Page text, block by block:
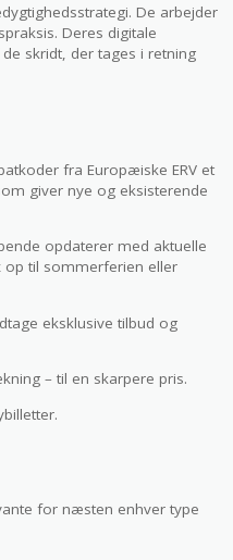
De arbejder
Deres digitale
skridt, der tages i retning
fra Europæiske ERV et
giver nye og eksisterende
opdaterer med aktuelle
til sommerferien eller
eksklusive tilbud og
– til en skarpere pris.
for næsten enhver type